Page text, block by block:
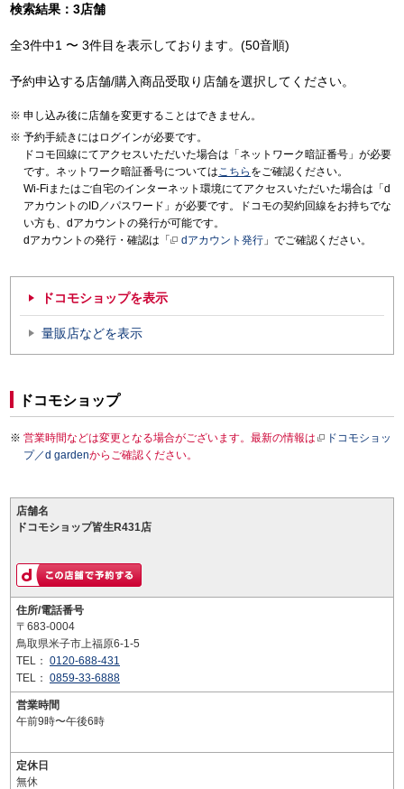
検索結果：3店舗
全3件中1 〜 3件目を表示しております。(50音順)
予約申込する店舗/購入商品受取り店舗を選択してください。
申し込み後に店舗を変更することはできません。
予約手続きにはログインが必要です。
ドコモ回線にてアクセスいただいた場合は「ネットワーク暗証番号」が必要
です。ネットワーク暗証番号についてはこちら をご確認ください。
Wi-Fiまたはご自宅のインターネット環境にてアクセスいただいた場合は「d
アカウントのID／パスワード」が必要です。ドコモの契約回線をお持ちでな
い方も、dアカウントの発行が可能です。
dアカウントの発行・確認は「
dアカウント発行 」でご確認ください。
ドコモショップを表示
量販店などを表示
ドコモショップ
営業時間などは変更となる場合がございます。最新の情報は
ドコモショッ
プ／d gardenからご確認ください。
店舗名
ドコモショップ皆生R431店
住所/電話番号
〒683-0004
鳥取県米子市上福原6-1-5
TEL： 0120-688-431
TEL： 0859-33-6888
営業時間
午前9時〜午後6時
定休日
無休